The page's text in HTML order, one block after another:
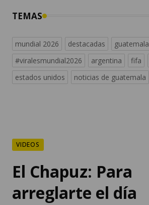
TEMAS
mundial 2026 destacadas guatemala
#viralesmundial2026
argentina fifa
estados unidos
noticias de guatemala
VIDEOS
El Chapuz: Para
arreglarte el día